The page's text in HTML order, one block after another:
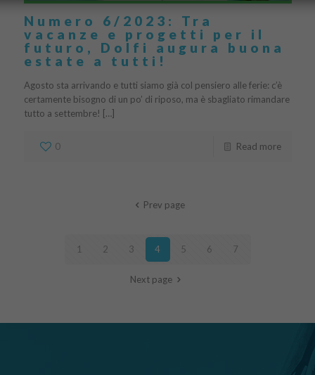
Numero 6/2023: Tra
vacanze e progetti per il
futuro, Dolfi augura buona
estate a tutti!
Agosto sta arrivando e tutti siamo già col pensiero alle ferie: c’è
certamente bisogno di un po’ di riposo, ma è sbagliato rimandare
tutto a settembre! […]
0 Read more
Prev page
1 2 3 4 5 6 7
Next page